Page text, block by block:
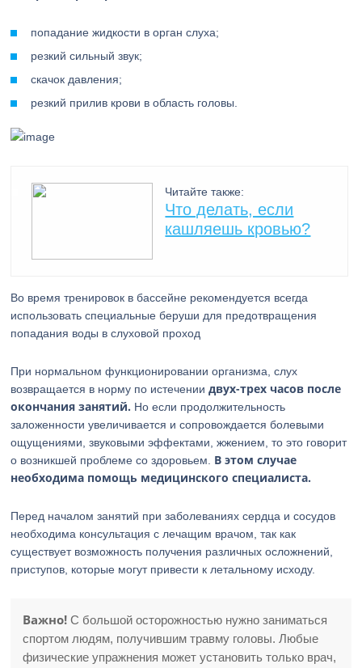
попадание жидкости в орган слуха;
резкий сильный звук;
скачок давления;
резкий прилив крови в область головы.
Читайте также:
Что делать, если
кашляешь кровью?
Во время тренировок в бассейне рекомендуется всегда
использовать специальные беруши для предотвращения
попадания воды в слуховой проход
При нормальном функционировании организма, слух
возвращается в норму по истечениидвух-трех часов после
окончания занятий. Но если продолжительность
заложенности увеличивается и сопровождается болевыми
ощущениями, звуковыми эффектами, жжением, то это говорит
о возникшей проблеме со здоровьем. В этом случае
необходима помощь медицинского специалиста.
Перед началом занятий при заболеваниях сердца и сосудов
необходима консультация с лечащим врачом, так как
существует возможность получения различных осложнений,
приступов, которые могут привести к летальному исходу.
Важно! С большой осторожностью нужно заниматься
спортом людям, получившим травму головы. Любые
физические упражнения может установить только врач,